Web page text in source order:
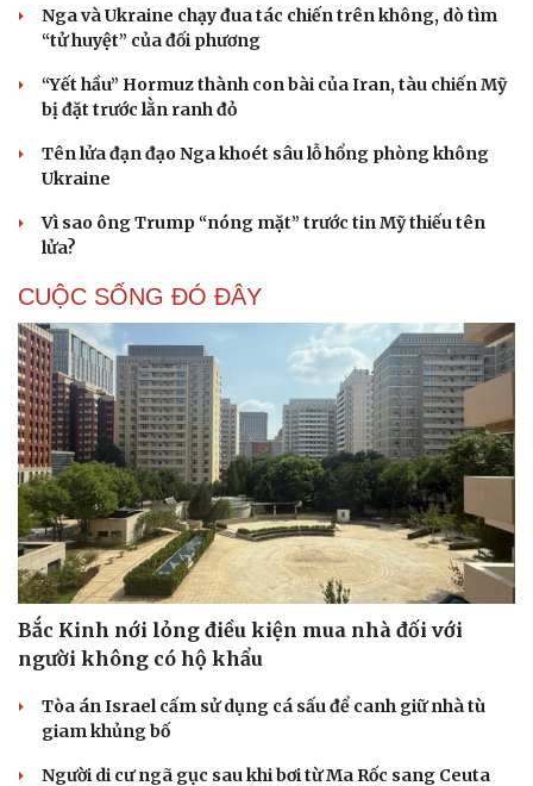
Nga và Ukraine chạy đua tác chiến trên không, dò tìm
“tử huyệt” của đối phương
“Yết hầu” Hormuz thành con bài của Iran, tàu chiến Mỹ
bị đặt trước lằn ranh đỏ
Tên lửa đạn đạo Nga khoét sâu lỗ hổng phòng không
Ukraine
Vì sao ông Trump “nóng mặt” trước tin Mỹ thiếu tên
lửa?
CUỘC SỐNG ĐÓ ĐÂY
Bắc Kinh nới lỏng điều kiện mua nhà đối với
người không có hộ khẩu
Tòa án Israel cấm sử dụng cá sấu để canh giữ nhà tù
giam khủng bố
Người di cư ngã gục sau khi bơi từ Ma Rốc sang Ceuta